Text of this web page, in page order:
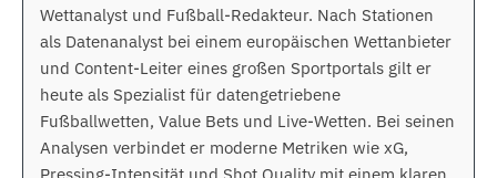
Wettanalyst und Fußball-Redakteur. Nach Stationen
als Datenanalyst bei einem europäischen Wettanbieter
und Content-Leiter eines großen Sportportals gilt er
heute als Spezialist für datengetriebene
Fußballwetten, Value Bets und Live-Wetten. Bei seinen
Analysen verbindet er moderne Metriken wie xG,